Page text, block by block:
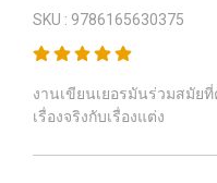
SKU : 9786165630375
งานเขียนเยอรมันร่วมสมัย
เรื่องจริงกับเรื่องแต่ง